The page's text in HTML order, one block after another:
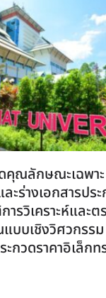
คุณลักษณะเฉพา
ะร่างเอกสารปร
รวิเคราะห์และต
บบเชิงวิศวกรร
กวดราคาอิเล็ก